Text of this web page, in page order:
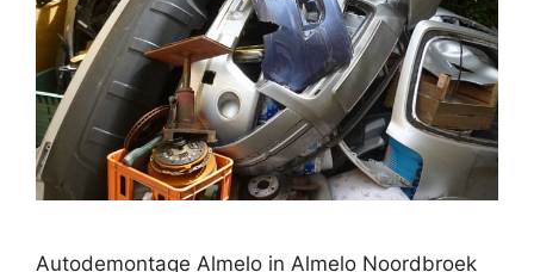
Autodemontage Almelo in Almelo Noordbroek